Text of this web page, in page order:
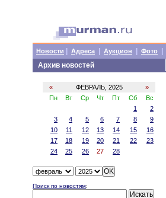
Новости Адреса Аукцион Фото
Архив новостей
« ФЕВРАЛЬ, 2025
»
Пн
Вт Ср Чт Пт Сб
Вс
1
2
3
4 5 6 7 8
9
10
11 12 13 14 15
16
17
18 19 20 21 22
23
24
25 26 27 28
Поиск по новостям: